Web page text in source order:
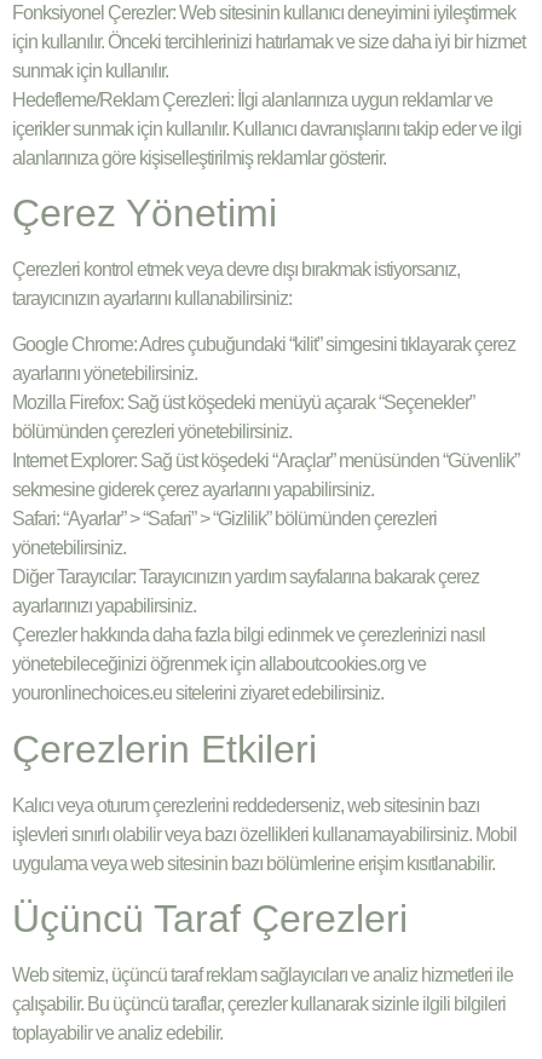
Fonksiyonel Çerezler: Web sitesinin kullanıcı deneyimini iyileştirmek
için kullanılır. Önceki tercihlerinizi hatırlamak ve size daha iyi bir hizmet
sunmak için kullanılır.
Hedefleme/Reklam Çerezleri: İlgi alanlarınıza uygun reklamlar ve
içerikler sunmak için kullanılır. Kullanıcı davranışlarını takip eder ve ilgi
alanlarınıza göre kişiselleştirilmiş reklamlar gösterir.
Çerez Yönetimi
Çerezleri kontrol etmek veya devre dışı bırakmak istiyorsanız,
tarayıcınızın ayarlarını kullanabilirsiniz:
Google Chrome: Adres çubuğundaki “kilit” simgesini tıklayarak çerez
ayarlarını yönetebilirsiniz.
Mozilla Firefox: Sağ üst köşedeki menüyü açarak “Seçenekler”
bölümünden çerezleri yönetebilirsiniz.
Internet Explorer: Sağ üst köşedeki “Araçlar” menüsünden “Güvenlik”
sekmesine giderek çerez ayarlarını yapabilirsiniz.
Safari: “Ayarlar” > “Safari” > “Gizlilik” bölümünden çerezleri
yönetebilirsiniz.
Diğer Tarayıcılar: Tarayıcınızın yardım sayfalarına bakarak çerez
ayarlarınızı yapabilirsiniz.
Çerezler hakkında daha fazla bilgi edinmek ve çerezlerinizi nasıl
yönetebileceğinizi öğrenmek için allaboutcookies.org ve
youronlinechoices.eu sitelerini ziyaret edebilirsiniz.
Çerezlerin Etkileri
Kalıcı veya oturum çerezlerini reddederseniz, web sitesinin bazı
işlevleri sınırlı olabilir veya bazı özellikleri kullanamayabilirsiniz. Mobil
uygulama veya web sitesinin bazı bölümlerine erişim kısıtlanabilir.
Üçüncü Taraf Çerezleri
Web sitemiz, üçüncü taraf reklam sağlayıcıları ve analiz hizmetleri ile
çalışabilir. Bu üçüncü taraflar, çerezler kullanarak sizinle ilgili bilgileri
toplayabilir ve analiz edebilir.